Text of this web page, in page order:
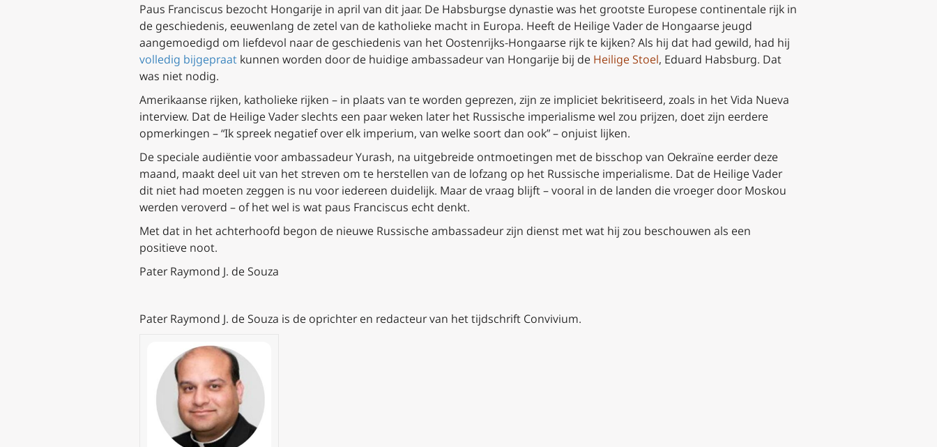
Paus Franciscus bezocht Hongarije in april van dit jaar. De Habsburgse dynastie was het grootste Europese continentale rijk in
de geschiedenis, eeuwenlang de zetel van de katholieke macht in Europa. Heeft de Heilige Vader de Hongaarse jeugd
aangemoedigd om liefdevol naar de geschiedenis van het Oostenrijks-Hongaarse rijk te kijken? Als hij dat had gewild, had hij
volledig bijgepraat kunnen worden door de huidige ambassadeur van Hongarije bij de Heilige Stoel, Eduard Habsburg. Dat
was niet nodig.
Amerikaanse rijken, katholieke rijken – in plaats van te worden geprezen, zijn ze impliciet bekritiseerd, zoals in hetVida Nueva
interview. Dat de Heilige Vader slechts een paar weken later het Russische imperialisme wel zou prijzen, doet zijn eerdere
opmerkingen – “Ik spreek negatief over elk imperium, van welke soort dan ook” – onjuist lijken.
De speciale audiëntie voor ambassadeur Yurash, na uitgebreide ontmoetingen met de bisschop van Oekraïne eerder deze
maand, maakt deel uit van het streven om te herstellen van de lofzang op het Russische imperialisme. Dat de Heilige Vader
dit niet had moeten zeggen is nu voor iedereen duidelijk. Maar de vraag blijft – vooral in de landen die vroeger door Moskou
werden veroverd – of het wel is wat paus Franciscus echt denkt.
Met dat in het achterhoofd begon de nieuwe Russische ambassadeur zijn dienst met wat hij zou beschouwen als een
positieve noot.
Pater Raymond J. de Souza
Pater Raymond J. de Souza is de oprichter en redacteur van het tijdschrift Convivium.